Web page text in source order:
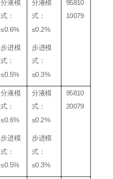
分液模
式：
≤0.6%
步进模
式：
≤0.5%
分液模
式：
≤0.2%
步进模
式：
≤0.3%
95810
10079
分液模
式：
≤0.6%
步进模
式：
≤0.5%
分液模
式：
≤0.2%
步进模
式：
≤0.3%
95810
20079